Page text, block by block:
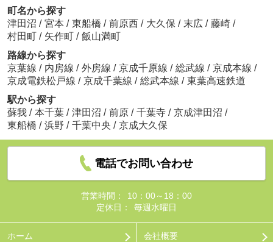
町名から探す
津田沼 / 宮本 / 東船橋 / 前原西 / 大久保 / 末広 / 藤崎 /
村田町 / 矢作町 / 飯山満町
路線から探す
京葉線 / 内房線 / 外房線 / 京成千原線 / 総武線 / 京成本線 /
京成電鉄松戸線 / 京成千葉線 / 総武本線 / 東葉高速鉄道
駅から探す
蘇我 / 本千葉 / 津田沼 / 前原 / 千葉寺 / 京成津田沼 /
東船橋 / 浜野 / 千葉中央 / 京成大久保
電話でお問い合わせ
営業時間：
10：00～18：00
定休日：
毎週水曜日
ホーム 会社概要